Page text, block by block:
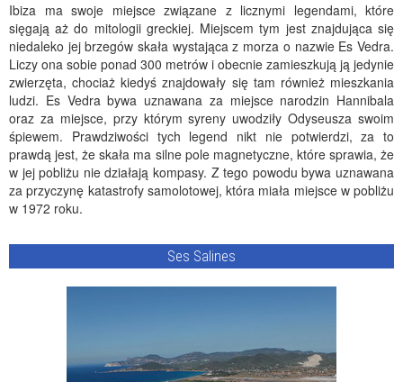
Ibiza ma swoje miejsce związane z licznymi legendami, które
sięgają aż do mitologii greckiej. Miejscem tym jest znajdująca się
niedaleko jej brzegów skała wystająca z morza o nazwie Es Vedra.
Liczy ona sobie ponad 300 metrów i obecnie zamieszkują ją jedynie
zwierzęta, chociaż kiedyś znajdowały się tam również mieszkania
ludzi. Es Vedra bywa uznawana za miejsce narodzin Hannibala
oraz za miejsce, przy którym syreny uwodziły Odyseusza swoim
śpiewem. Prawdziwości tych legend nikt nie potwierdzi, za to
prawdą jest, że skała ma silne pole magnetyczne, które sprawia, że
w jej pobliżu nie działają kompasy. Z tego powodu bywa uznawana
za przyczynę katastrofy samolotowej, która miała miejsce w pobliżu
w 1972 roku.
Ses Salines